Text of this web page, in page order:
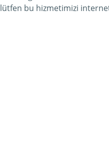
lütfen bu hizmetimizi